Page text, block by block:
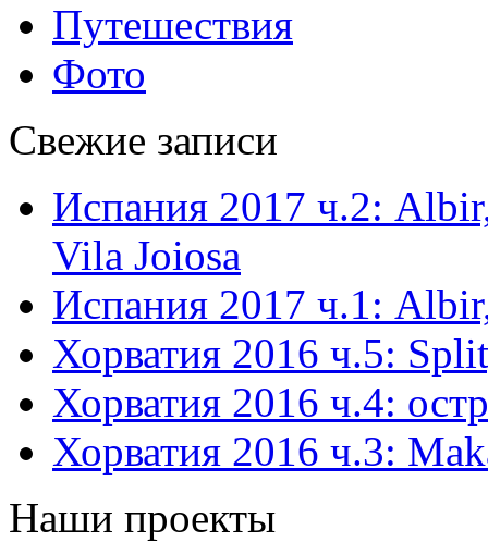
Путешествия
Фото
Свежие записи
Испания 2017 ч.2:
Vila Joiosa
Испания 2017 ч.1:
Хорватия 2016 ч.5:
Хорватия 2016 ч.4:
Хорватия 2016 ч.3:
Наши проекты